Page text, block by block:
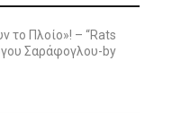
το Πλοίο»! – “Rats
Σαράφογλου-by